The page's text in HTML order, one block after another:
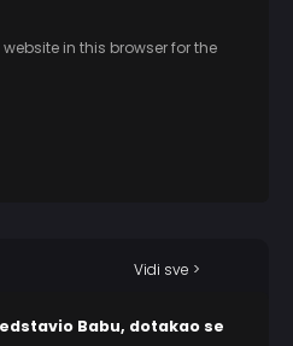
in this browser for the
Vidi sve >
Babu, dotakao se